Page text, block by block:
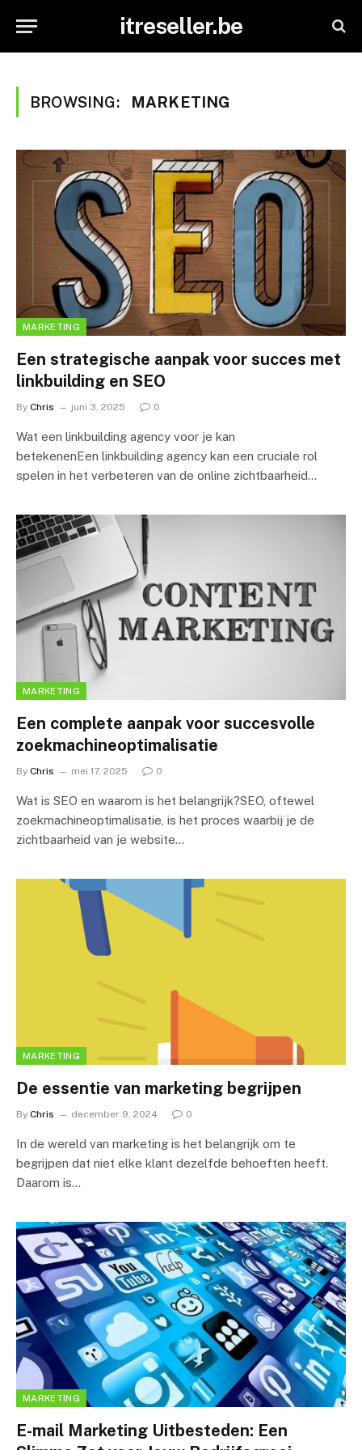
itreseller.be
BROWSING: MARKETING
MARKETING
Een strategische aanpak voor succes met
linkbuilding en SEO
By Chris juni 3, 2025 0
Wat een linkbuilding agency voor je kan
betekenenEen linkbuilding agency kan een cruciale rol
spelen in het verbeteren van de online zichtbaarheid…
MARKETING
Een complete aanpak voor succesvolle
zoekmachineoptimalisatie
By Chris mei 17, 2025 0
Wat is SEO en waarom is het belangrijk?SEO, oftewel
zoekmachineoptimalisatie, is het proces waarbij je de
zichtbaarheid van je website…
MARKETING
De essentie van marketing begrijpen
By Chris december 9, 2024 0
In de wereld van marketing is het belangrijk om te
begrijpen dat niet elke klant dezelfde behoeften heeft.
Daarom is…
MARKETING
E-mail Marketing Uitbesteden: Een